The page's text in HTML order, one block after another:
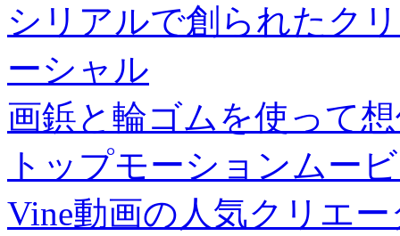
シリアルで創られたク
ーシャル
画鋲と輪ゴムを使って
トップモーションムー
Vine動画の人気クリエ